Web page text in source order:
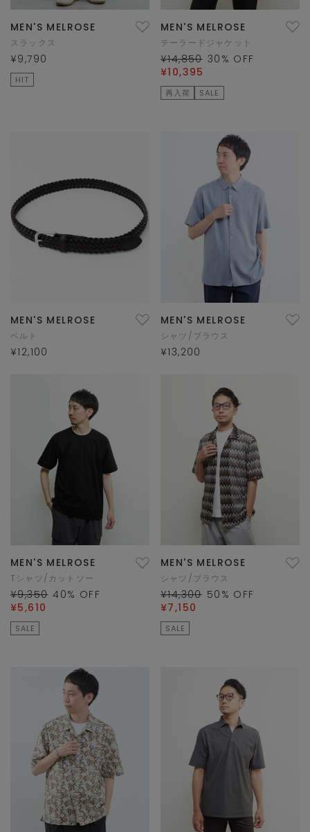
MEN'S MELROSE
スラックス
¥9,790
HIT
MEN'S MELROSE
テーラードジャケット
¥14,850 30 % OFF
¥10,395
再入荷 SALE
MEN'S MELROSE
ベルト
¥12,100
MEN'S MELROSE
シャツ/ブラウス
¥13,200
MEN'S MELROSE
Tシャツ/カットソー
¥9,350 40% OFF
¥5,610
SALE
MEN'S MELROSE
シャツ/ブラウス
¥14,300 50 % OFF
¥7,150
SALE